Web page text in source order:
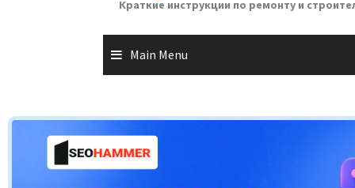
Краткие инструкции по ремонту и
Main Menu